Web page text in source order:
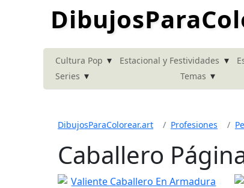
Cultura Pop ▾ Estacional y Festividades ▾
Series ▾ Temas ▾
DibujosParaColorear.art Profesiones
Caballero